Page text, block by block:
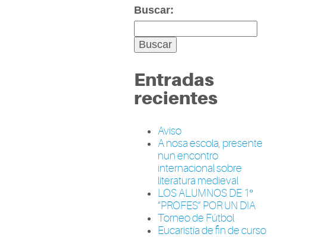
Buscar:
Entradas
recientes
Aviso
A nosa escola, presente
nun encontro
internacional sobre
literatura medieval
LOS ALUMNOS DE 1º
“PROFES” POR UN DIA
Torneo de Fútbol
Eucaristía de fin de curso